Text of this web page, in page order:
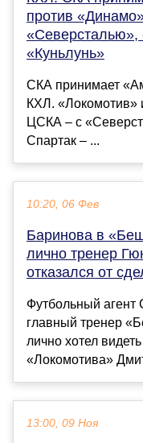
против
«Северсталью»,
«Куньлунь»
СКА принимает
КХЛ. «Локомотив»
ЦСКА – с
Спартак – ...
10:20, 06 Фев
Баринова в
лично тренер
отказался от
Футбольный агент
главный тренер
лично хотел
«Локомотива»
13:00, 09 Ноя